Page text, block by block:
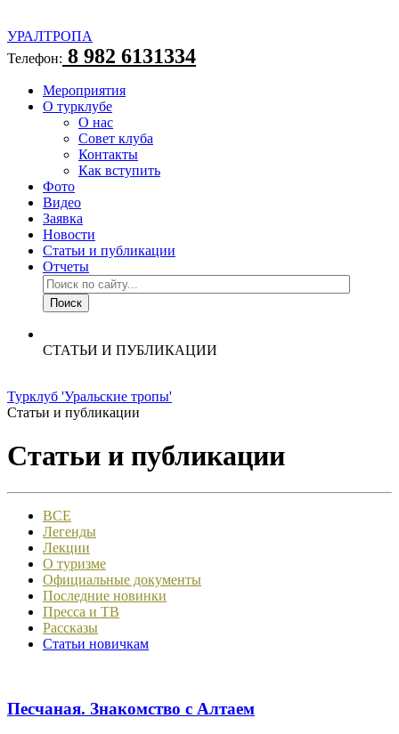
УРАЛТРОПА
Телефон: 8 982 6131334
Мероприятия
О турклубе
О нас
Совет клуба
Контакты
Как вступить
Фото
Видео
Заявка
Новости
Статьи и публикации
Отчеты
СТАТЬИ И ПУБЛИКАЦИИ
Турклуб 'Уральские тропы'
Статьи и публикации
Статьи и публикации
ВСЕ
Легенды
Лекции
О туризме
Официальные документы
Последние новинки
Пресса и ТВ
Рассказы
Статьи новичкам
Песчаная. Знакомство с Алтаем